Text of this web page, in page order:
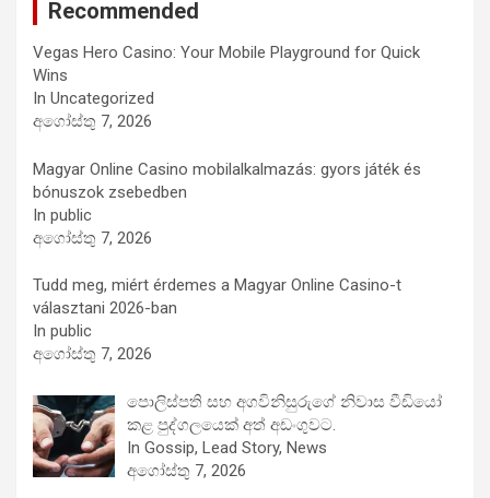
Recommended
Vegas Hero Casino: Your Mobile Playground for Quick
Wins
In Uncategorized
අගෝස්තු 7, 2026
Magyar Online Casino mobilalkalmazás: gyors játék és
bónuszok zsebedben
In public
අගෝස්තු 7, 2026
Tudd meg, miért érdemes a Magyar Online Casino-t
választani 2026-ban
In public
අගෝස්තු 7, 2026
පොලිස්පති සහ අගවිනිසුරුගේ නිවාස වීඩියෝ
කළ පුද්ගලයෙක් අත් අඩංගුවට.
In Gossip, Lead Story, News
අගෝස්තු 7, 2026